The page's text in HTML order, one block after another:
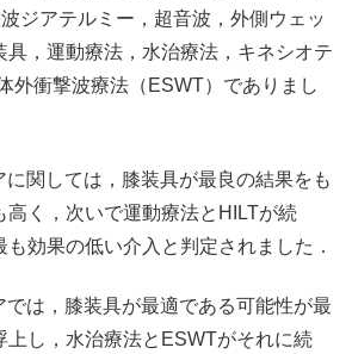
ジアテルミー，超音波，外側ウェッ
具，運動療法，水治療法，キネシオテ
外衝撃波療法（ESWT）でありまし
関しては，膝装具が最良の結果をも
高く，次いで運動療法とHILTが続
効果の低い介入と判定されました．
は，膝装具が最適である可能性が最
上し，水治療法とESWTがそれに続